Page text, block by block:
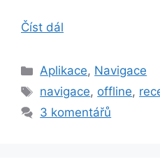
Číst dál
Rubriky
Aplikace, Navigace
Štítky
navigace, offline,
3 komentářů